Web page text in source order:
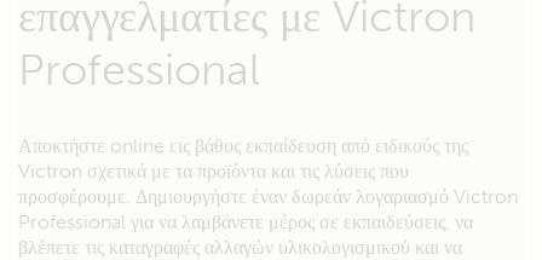
επαγγελματίες με Victron
Professional
Αποκτήστε online εις βάθος εκπαίδευση από ειδικούς της
Victron σχετικά με τα προϊόντα και τις λύσεις που
προσφέρουμε. Δημιουργήστε έναν δωρεάν λογαριασμό Victron
Professional για να λαμβάνετε μέρος σε εκπαιδεύσεις, να
βλέπετε τις καταγραφές αλλαγών υλικολογισμικού και να